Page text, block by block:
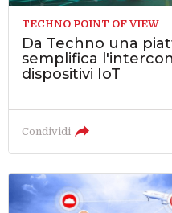
TECHNO POINT OF VIEW
Da Techno una
semplifica
dispositivi IoT
Condividi